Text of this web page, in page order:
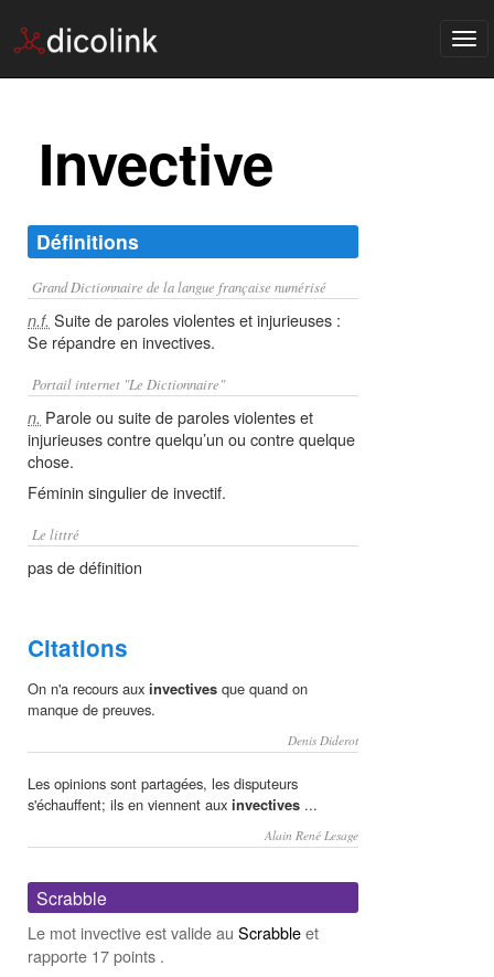
Invective
Définitions
Grand Dictionnaire de la langue française numérisé
n.f. Suite de paroles violentes et injurieuses :
Se répandre en invectives.
Portail internet "Le Dictionnaire"
n. Parole ou suite de paroles violentes et
injurieuses contre quelqu’un ou contre quelque
chose.
Féminin singulier de invectif.
Le littré
pas de définition
Citations
On n'a recours aux invectives que quand on
manque de preuves.
Denis Diderot
Les opinions sont partagées, les disputeurs
s'échauffent; ils en viennent aux invectives ...
Alain René Lesage
Scrabble
Le mot invective est valide au Scrabbleet
rapporte 17 points .